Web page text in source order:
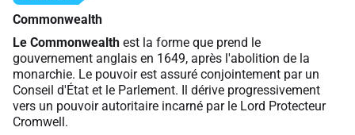
Commonwealth
Le Commonwealth est la forme que prend le
gouvernement anglais en 1649, après l'abolition de la
monarchie. Le pouvoir est assuré conjointement par un
Conseil d'État et le Parlement. Il dérive progressivement
vers un pouvoir autoritaire incarné par le Lord Protecteur
Cromwell.